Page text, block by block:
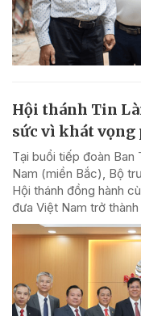
Hội thánh Tin
sức vì khát
Tại buổi tiếp đoàn Ban
Nam (miền Bắc), Bộ
Hội thánh đồng hành
đưa Việt Nam trở